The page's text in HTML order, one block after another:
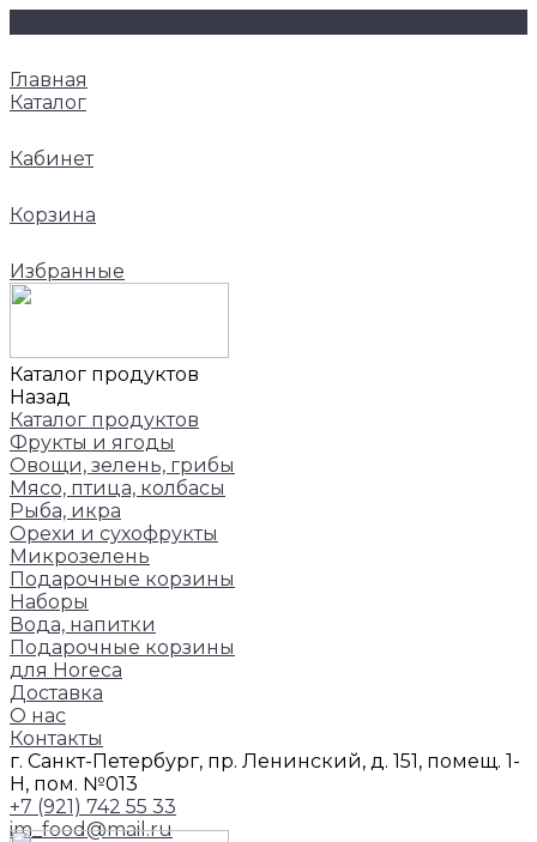
Главная
Каталог
Кабинет
Корзина
Избранные
Каталог продуктов
Назад
Каталог продуктов
Фрукты и ягоды
Овощи, зелень, грибы
Мясо, птица, колбасы
Рыба, икра
Орехи и сухофрукты
Микрозелень
Подарочные корзины
Наборы
Вода, напитки
Подарочные корзины
для Horeca
Доставка
О нас
Контакты
г. Санкт-Петербург, пр. Ленинский, д. 151, помещ. 1-
Н, пом. №013
+7 (921) 742 55 33
im_food@mail.ru